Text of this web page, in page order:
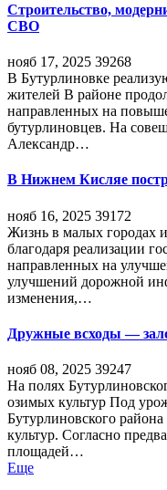
Строительство,
СВО
нояб 17, 2025 39268
В Бутурлиновке
жителей В районе
направленных на
бутурлиновцев. На
Александр…
В Нижнем Кисляе
нояб 16, 2025 39172
Жизнь в малых городах
благодаря реализации
направленных на
улучшений дорожной
изменения,…
Дружные всходы —
нояб 08, 2025 39247
На полях
озимых культур Под
Бутурлиновского
культур. Согласно
площадей…
Еще